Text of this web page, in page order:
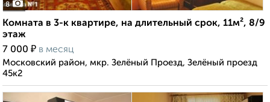
8
Комната в 3-к квартире, на длительный срок, 11м², 8/9
этаж
7 000 ₽ в месяц
Московский район, мкр. Зелёный Проезд, Зелёный проезд
45к2